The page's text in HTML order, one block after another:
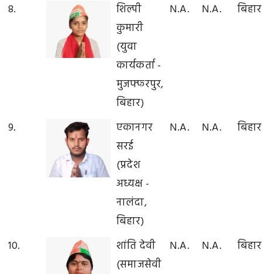
8.
शिल्पी
कुमारी
(युवा
कार्यकर्ता -
मुजफ्फरपुर,
बिहार)
N.A. N.A. बिहार
9.
एकानगर
सरई
(प्रदेश
अध्यक्ष -
नालंदा,
बिहार)
N.A. N.A. बिहार
10.
शांति देवी
(समाजसेवी
N.A. N.A. बिहार